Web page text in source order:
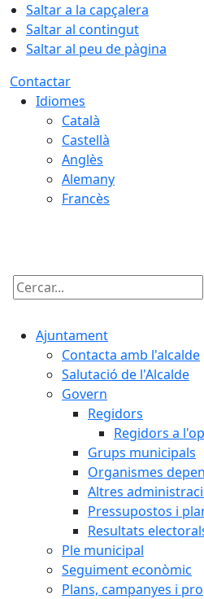
Saltar a la capçalera
Saltar al contingut
Saltar al peu de pàgina
Contactar
Idiomes
Català
Castellà
Anglès
Alemany
Francès
Cercar:
Ajuntament
Contacta amb l'alcalde
Salutació de l'Alcalde
Govern
Regidors
Regidors a
Grups municipals
Organismes
Altres
Pressupostos i
Resultats
Ple municipal
Seguiment econòmic
Plans, campanyes i